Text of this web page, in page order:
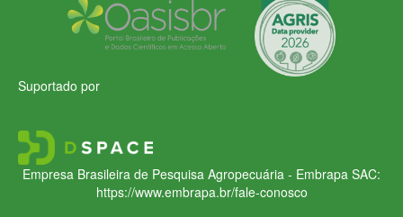
Suportado por
Empresa Brasileira de Pesquisa Agropecuária - Embrapa SAC:
https://www.embrapa.br/fale-conosco